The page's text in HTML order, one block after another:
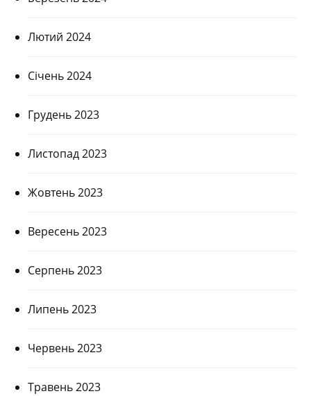
Лютий 2024
Січень 2024
Грудень 2023
Листопад 2023
Жовтень 2023
Вересень 2023
Серпень 2023
Липень 2023
Червень 2023
Травень 2023